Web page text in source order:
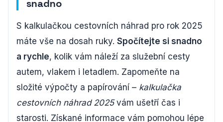
snadno
S kalkulačkou cestovních náhrad pro rok 2025
máte vše na dosah ruky. Spočítejte si snadno
a rychle, kolik vám náleží za služební cesty
autem, vlakem i letadlem. Zapomeňte na
složité výpočty a papírování – kalkulačka
cestovních náhrad 2025vám ušetří čas i
starosti. Získané informace vám pomohou lépe